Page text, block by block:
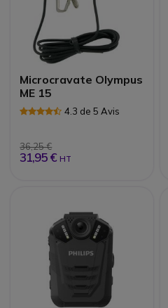
Microcravate Olympus
ME 15
4.3 de 5 Avis
36,25 €
31,95 € HT